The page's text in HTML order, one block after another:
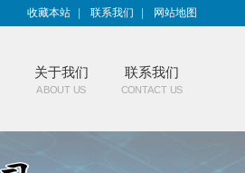
收藏本站 联系我们 网站地图
关于我们
ABOUT US
联系我们
CONTACT US